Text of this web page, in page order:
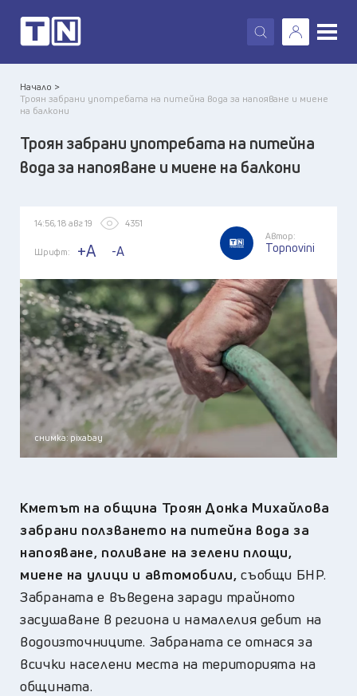
X
Начало >
Троян забрани употребата на питейна вода за напояване и миене
на балкони
Троян забрани употребата на питейна
вода за напояване и миене на балкони
14:56, 18 авг 19 4351
Шрифт: +A -A
Автор:
Topnovini
снимка: pixabay
Кметът на община Троян Донка Михайлова
забрани ползването на питейна вода за
напояване, поливане на зелени площи,
миене на улици и автомобили, съобщи БНР.
Забраната е въведена заради трайното
засушаване в региона и намалелия дебит на
водоизточниците. Забраната се отнася за
всички населени места на територията на
общината.